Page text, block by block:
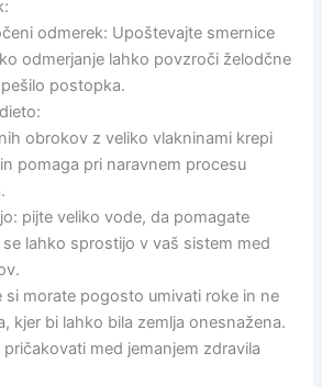
odmerek: Upoštevajte smernice
odmerjanje lahko povzroči želodčne
postopka.
obrokov z veliko vlakninami krepi
pomaga pri naravnem procesu
pijte veliko vode, da pomagate
lahko sprostijo v vaš sistem med
si morate pogosto umivati roke in ne
kjer bi lahko bila zemlja onesnažena.
med jemanjem zdravila